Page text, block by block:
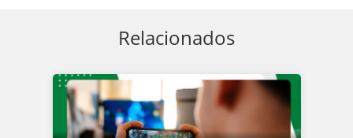
Relacionados